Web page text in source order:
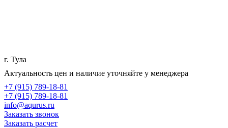
г. Тула
Актуальность цен и наличие уточняйте у менеджера
+7 (915) 789-18-81
+7 (915) 789-18-81
info@aqurus.ru
Заказать звонок
Заказать расчет